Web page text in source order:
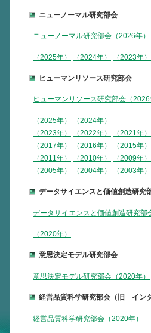
ニューノーマル研究部会
ニューノーマル研究部会（2026年）
（2025年） （2024年） （2023年）
ヒューマンリソース研究部会
ヒューマンリソース研究部会（2026
（2025年）
（2024年）
（2023年）
（2022年） （2021年）
（2017年）
（2016年） （2015年）
（2011年）
（2010年） （2009年）
（2005年）
（2004年） （2003年）
データサイエンスと価値創造研
データサイエンスと価値創造研究部
（2020年）
意思決定モデル研究部会
意思決定モデル研究部会（2020年）
経営品質科学研究部会（旧 イン
経営品質科学研究部会（2020年）